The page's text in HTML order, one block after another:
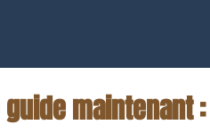
maintenant :